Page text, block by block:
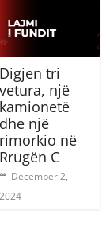
Digjen tri
vetura, një
kamionetë
dhe një
rimorkio në
Rrugën C
December 2,
2024